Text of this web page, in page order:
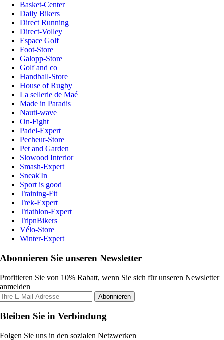
Basket-Center
Daily Bikers
Direct Running
Direct-Volley
Espace Golf
Foot-Store
Galopp-Store
Golf and co
Handball-Store
House of Rugby
La sellerie de Maé
Made in Paradis
Nauti-wave
On-Fight
Padel-Expert
Pecheur-Store
Pet and Garden
Slowood Interior
Smash-Expert
Sneak'In
Sport is good
Training-Fit
Trek-Expert
Triathlon-Expert
TripnBikers
Vélo-Store
Winter-Expert
Abonnieren Sie unseren Newsletter
Profitieren Sie von 10% Rabatt, wenn Sie sich für unseren Newsletter
anmelden
Abonnieren
Bleiben Sie in Verbindung
Folgen Sie uns in den sozialen Netzwerken